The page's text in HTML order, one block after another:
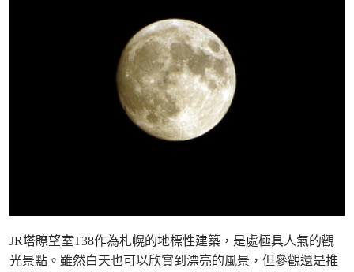
JR塔瞭望室T38作為札幌的地標性建築，是處極具人氣的觀
光景點。雖然白天也可以欣賞到漂亮的風景，但參觀還是推